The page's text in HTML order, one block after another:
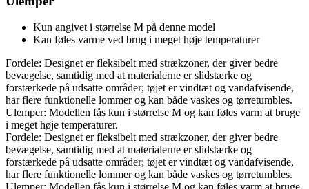
Kun angivet i størrelse M på denne model
Kan føles varme ved brug i meget høje temperaturer
Fordele: Designet er fleksibelt med strækzoner, der giver bedre
bevægelse, samtidig med at materialerne er slidstærke og
forstærkede på udsatte områder; tøjet er vindtæt og vandafvisende,
har flere funktionelle lommer og kan både vaskes og tørretumbles.
Ulemper: Modellen fås kun i størrelse M og kan føles varm at bruge
i meget høje temperaturer.
Fordele: Designet er fleksibelt med strækzoner, der giver bedre
bevægelse, samtidig med at materialerne er slidstærke og
forstærkede på udsatte områder; tøjet er vindtæt og vandafvisende,
har flere funktionelle lommer og kan både vaskes og tørretumbles.